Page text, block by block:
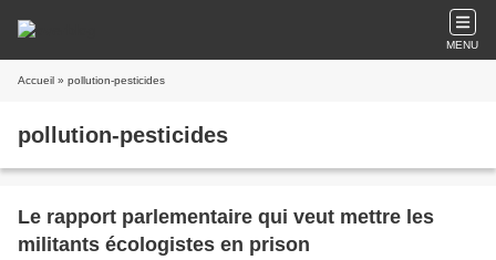
MENU
Accueil » pollution-pesticides
pollution-pesticides
Le rapport parlementaire qui veut mettre les
militants écologistes en prison